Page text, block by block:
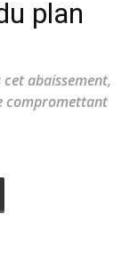
plan
abaissement,
compromettant